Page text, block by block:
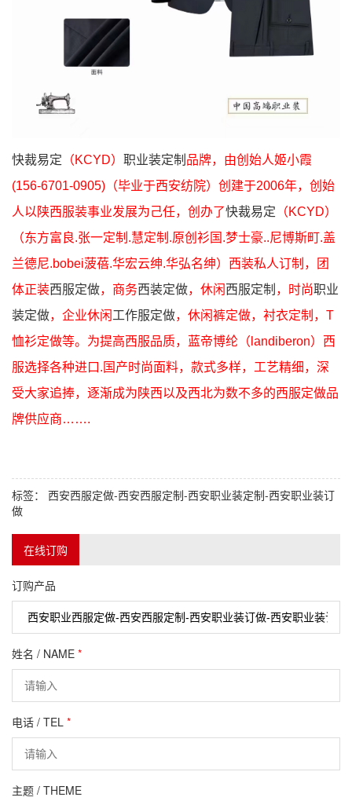
快裁易定 （KCYD） 职业装定制 品牌，由创始人姬小霞
(156-6701-0905)（毕业于西安纺院）创建于2006年，创始
人以陕西服装事业发展为己任，创办了快裁易定 （KCYD）
（东方富良.张一定制 .慧定制 .原创衫国 .梦士豪..尼博斯町.盖
兰德尼.bobei菠蓓.华宏云绅.华弘名绅）西装私人订制，团
体正装西服定做，商务西装定做，休闲 西服定制 ，时尚职业
装定做，企业休闲 工作服定做，休闲裤定做，衬衣定制，T
恤衫定做等。为提高西服品质，蓝帝博纶（landiberon）西
服选择各种进口.国产时尚面料，款式多样，工艺精细，深
受大家追捧，逐渐成为陕西以及西北为数不多的西服定做品
牌供应商…….
标签： 西安西服定做-西安西服定制-西安职业装定制-西安职业装订
做
在线订购
订购产品
姓名 / NAME *
电话 / TEL *
主题 / THEME